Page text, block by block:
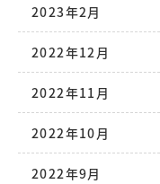
2023年2月
2022年12月
2022年11月
2022年10月
2022年9月